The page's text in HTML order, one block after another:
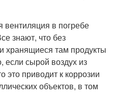
вентиляция в погребе
знают, что без
хранящиеся там продукты
если сырой воздух из
это приводит к коррозии
объектов, в том